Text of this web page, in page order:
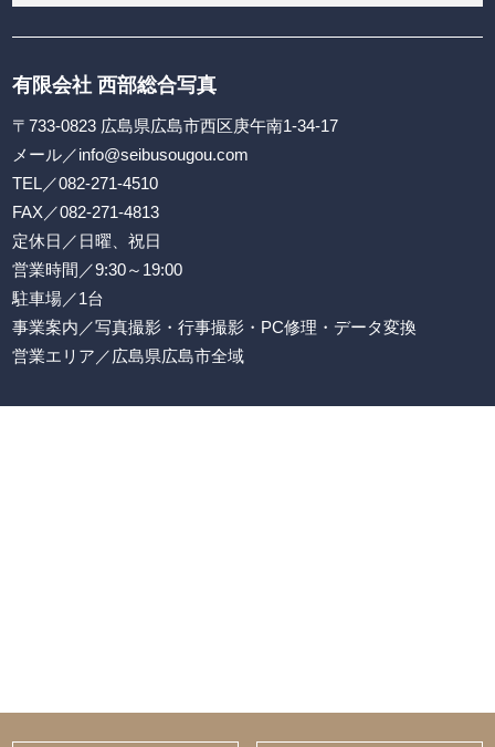
有限会社 西部総合写真
〒733-0823 広島県広島市西区庚午南1-34-17
メール／info@seibusougou.com
TEL／082-271-4510
FAX／082-271-4813
定休日／日曜、祝日
営業時間／9:30～19:00
駐車場／1台
事業案内／写真撮影・行事撮影・PC修理・データ変換
営業エリア／広島県広島市全域